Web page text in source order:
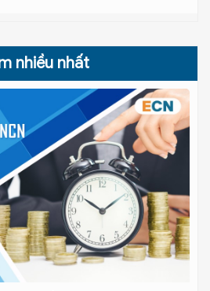
nhiều nhất